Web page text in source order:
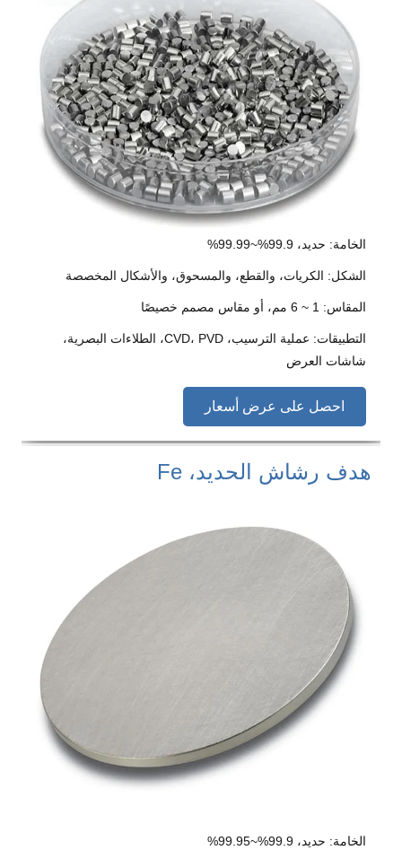
الخامة: حديد، 99.9%~99.99%
الشكل: الكريات، والقطع، والمسحوق، والأشكال المخصصة
المقاس: 1 ~ 6 مم، أو مقاس مصمم خصيصًا
التطبيقات: عملية الترسيب، CVD، PVD، الطلاءات البصرية،
شاشات العرض
احصل على عرض أسعار
هدف رشاش الحديد، Fe
الخامة: حديد، 99.9%~99.95%